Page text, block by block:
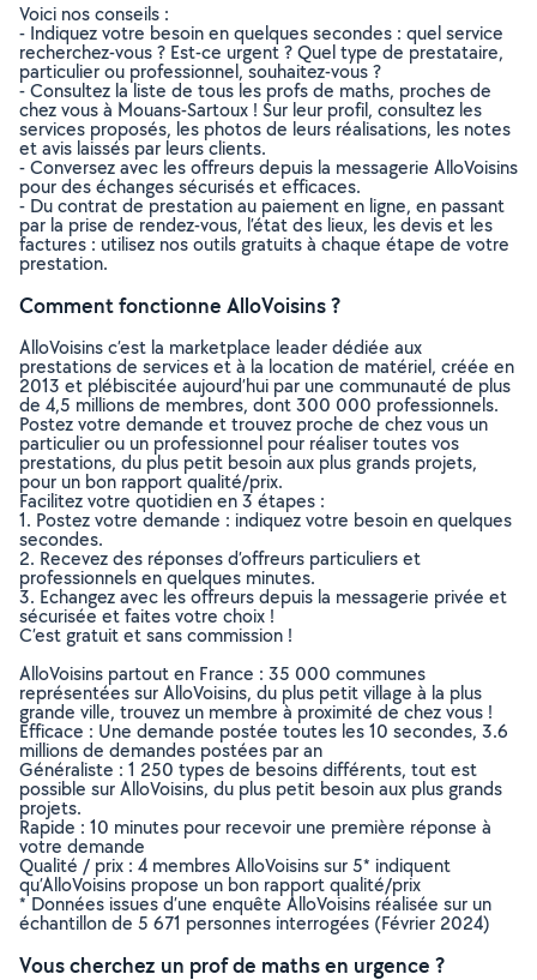
Voici nos conseils :
- Indiquez votre besoin en quelques secondes : quel service
recherchez-vous ? Est-ce urgent ? Quel type de prestataire,
particulier ou professionnel, souhaitez-vous ?
- Consultez la liste de tous les profs de maths, proches de
chez vous à Mouans-Sartoux ! Sur leur profil, consultez les
services proposés, les photos de leurs réalisations, les notes
et avis laissés par leurs clients.
- Conversez avec les offreurs depuis la messagerie AlloVoisins
pour des échanges sécurisés et efficaces.
- Du contrat de prestation au paiement en ligne, en passant
par la prise de rendez-vous, l’état des lieux, les devis et les
factures : utilisez nos outils gratuits à chaque étape de votre
prestation.
Comment fonctionne AlloVoisins ?
AlloVoisins c’est la marketplace leader dédiée aux
prestations de services et à la location de matériel, créée en
2013 et plébiscitée aujourd’hui par une communauté de plus
de 4,5 millions de membres, dont 300 000 professionnels.
Postez votre demande et trouvez proche de chez vous un
particulier ou un professionnel pour réaliser toutes vos
prestations, du plus petit besoin aux plus grands projets,
pour un bon rapport qualité/prix.
Facilitez votre quotidien en 3 étapes :
1. Postez votre demande : indiquez votre besoin en quelques
secondes.
2. Recevez des réponses d’offreurs particuliers et
professionnels en quelques minutes.
3. Echangez avec les offreurs depuis la messagerie privée et
sécurisée et faites votre choix !
C’est gratuit et sans commission !
AlloVoisins partout en France : 35 000 communes
représentées sur AlloVoisins, du plus petit village à la plus
grande ville, trouvez un membre à proximité de chez vous !
Efficace : Une demande postée toutes les 10 secondes, 3.6
millions de demandes postées par an
Généraliste : 1 250 types de besoins différents, tout est
possible sur AlloVoisins, du plus petit besoin aux plus grands
projets.
Rapide : 10 minutes pour recevoir une première réponse à
votre demande
Qualité / prix : 4 membres AlloVoisins sur 5* indiquent
qu’AlloVoisins propose un bon rapport qualité/prix
* Données issues d’une enquête AlloVoisins réalisée sur un
échantillon de 5 671 personnes interrogées (Février 2024)
Vous cherchez un prof de maths en urgence ?